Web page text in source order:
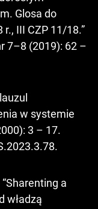
Glosa do
III CZP 11/18.”
7–8 (2019): 62 –
w systemie
3 – 17.
.
a
władzą